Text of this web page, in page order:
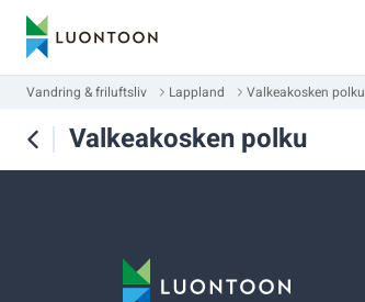
Vandring & friluftsliv Lappland Valkeakosken polku
Valkeakosken polku